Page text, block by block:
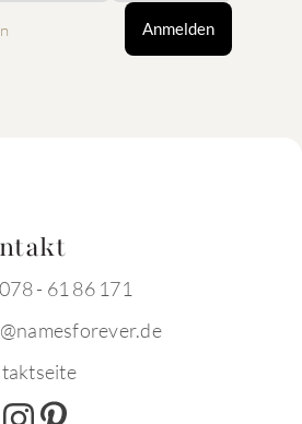
Anmelden
- 61 86 171